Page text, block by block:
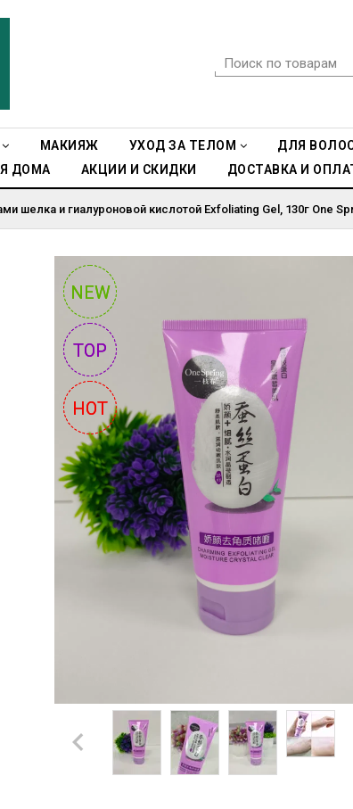
МАКИЯЖ УХОД ЗА ТЕЛОМ ДЛЯ
ДОМА
АКЦИИ И СКИДКИ ДОСТАВКА И
шелка и гиалуроновой кислотой Exfoliating Gel, 130г One
NEW
TOP
HOT
NEW
TOP
HOT